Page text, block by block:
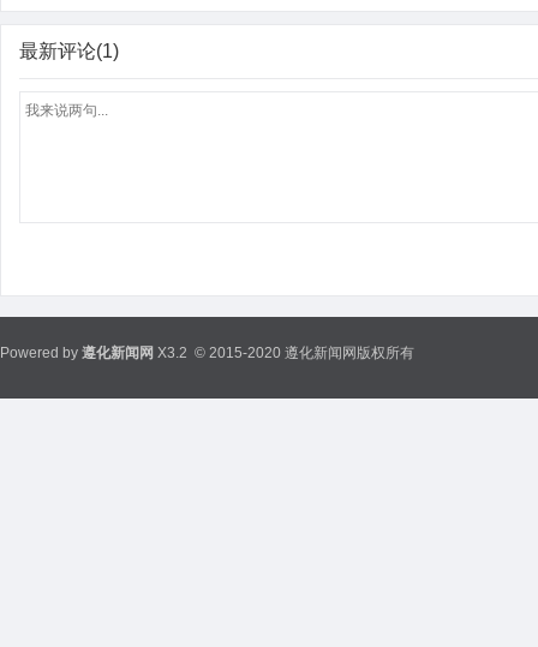
最新评论(1)
Powered by 遵化新闻网 X3.2 © 2015-2020 遵化新闻网版权所有